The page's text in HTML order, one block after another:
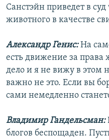
Санстэйн приведет в
животного в качестве
Александр Генис:На
есть движение за права
дело и я не вижу в этом
важно не это. Если вы
сами немедленно
Владимир Гандельсман:
блогов беспощаден.